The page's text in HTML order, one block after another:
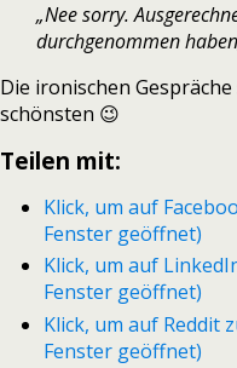
„Nee sorry.
durchgenommen
Die ironischen
schönsten 😉
Teilen mit:
Klick, um auf
Fenster geöffnet)
Klick, um auf
Fenster geöffnet)
Klick, um auf Reddit
Fenster geöffnet)